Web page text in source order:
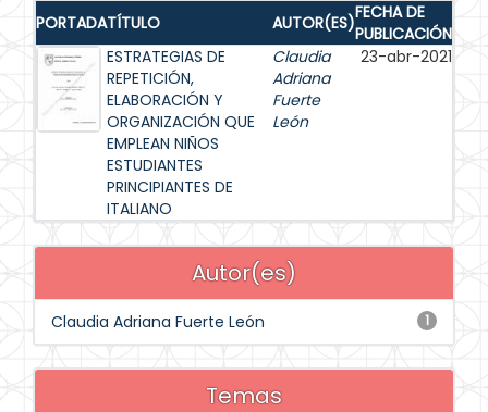
PORTADATÍTULO AUTOR(ES)FECHA DE
PUBLICACIÓN
ESTRATEGIAS DE
REPETICIÓN,
ELABORACIÓN Y
ORGANIZACIÓN QUE
EMPLEAN NIÑOS
ESTUDIANTES
PRINCIPIANTES DE
ITALIANO
Claudia
Adriana
Fuerte
León
23-abr-2021
Autor(es)
1
Claudia Adriana Fuerte León
Temas